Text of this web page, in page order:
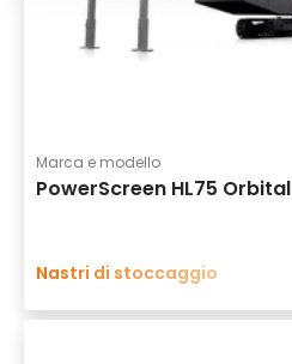
Marca e modello
PowerScreen HL75 Orbital
Nastri di stoccaggio